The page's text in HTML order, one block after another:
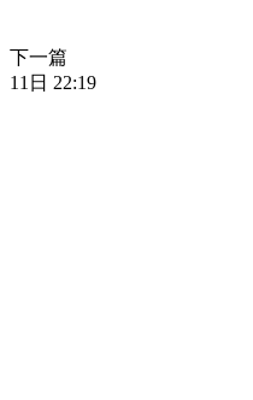
下一篇
11日 22:19